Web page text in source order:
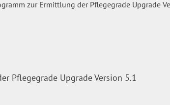
Pflegegrade Upgrade Version 5.1